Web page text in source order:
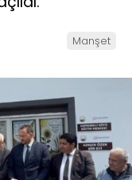
Manşet